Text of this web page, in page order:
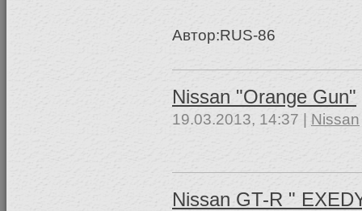
Автор:RUS-86
Nissan "Orange Gun"
19.03.2013, 14:37 | Nissan
Nissan GT-R "